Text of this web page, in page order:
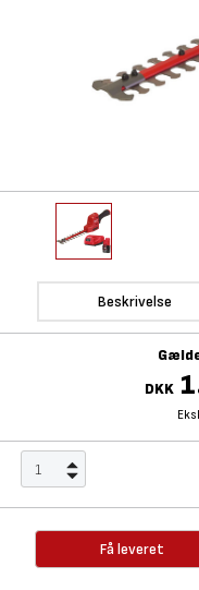
Beskrivelse
DKK
Få leveret